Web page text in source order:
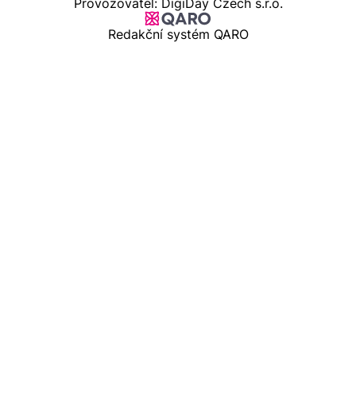
Provozovatel: DigiDay Czech s.r.o.
Redakční systém QARO